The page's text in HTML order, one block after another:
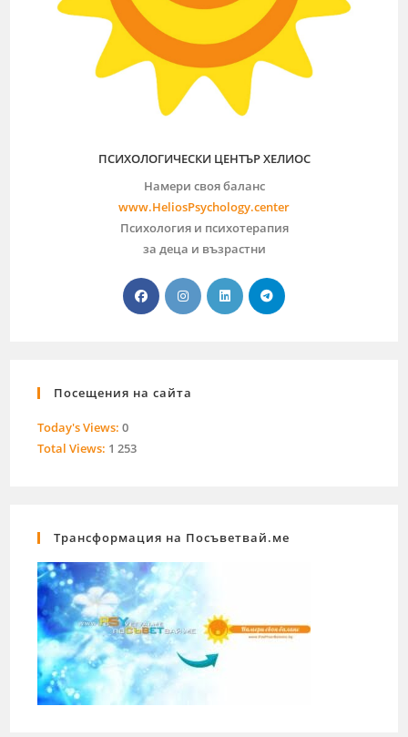
ПСИХОЛОГИЧЕСКИ ЦЕНТЪР ХЕЛИОС
Намери своя баланс
www.HeliosPsychology.center
Психология и психотерапия
за деца и възрастни
Посещения на сайта
Today's Views:0
Total Views: 1 253
Трансформация на Посъветвай.ме